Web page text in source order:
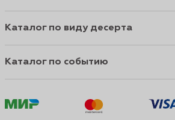
Каталог по виду десерта
Каталог по событию